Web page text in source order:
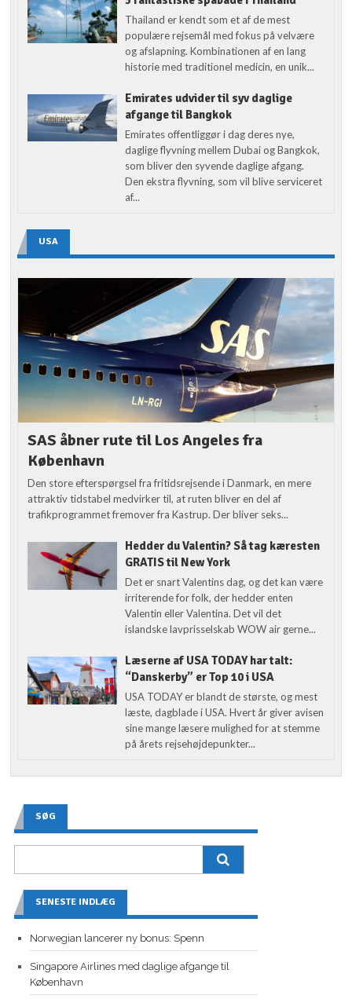
Thailand er kendt som et af de mest
populære rejsemål med fokus på velvære
og afslapning. Kombinationen af en lang
historie med traditionel medicin, en unik...
Emirates udvider til syv daglige
afgange til Bangkok
Emirates offentliggør i dag deres nye,
daglige flyvning mellem Dubai og Bangkok,
som bliver den syvende daglige afgang.
Den ekstra flyvning, som vil blive serviceret
af...
USA
SAS åbner rute til Los Angeles fra
København
Den store efterspørgsel fra fritidsrejsende i Danmark, en mere
attraktiv tidstabel medvirker til, at ruten bliver en del af
trafikprogrammet fremover fra Kastrup. Der bliver seks...
Hedder du Valentin? Så tag kæresten
GRATIS til New York
Det er snart Valentins dag, og det kan være
irriterende for folk, der hedder enten
Valentin eller Valentina. Det vil det
islandske lavprisselskab WOW air gerne...
Læserne af USA TODAY har talt:
“Danskerby” er Top 10 i USA
USA TODAY er blandt de største, og mest
læste, dagblade i USA. Hvert år giver avisen
sine mange læsere mulighed for at stemme
på årets rejsehøjdepunkter...
SØG
SENESTE INDLÆG
Norwegian lancerer ny bonus: Spenn
Singapore Airlines med daglige afgange til
København